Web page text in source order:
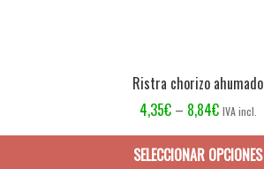
Ristra chorizo ahumado
4,35€– 8,84€ IVA incl.
SELECCIONAR OPCIONES